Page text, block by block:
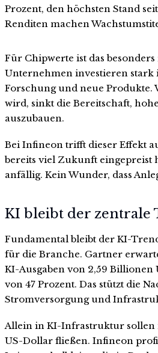
Prozent, den höchsten Stand
Renditen machen
Für Chipwerte ist das
Unternehmen investieren stark
Forschung und neue Produkte.
wird, sinkt die Bereitschaft,
auszubauen.
Bei Infineon trifft dieser Effekt
bereits viel Zukunft eingepreist
anfällig. Kein Wunder, dass
KI bleibt der zentrale
Fundamental bleibt der KI-
für die Branche. Gartner
KI-Ausgaben von 2,59 Billionen
von 47 Prozent. Das stützt die
Stromversorgung und
Allein in KI-Infrastruktur sollen
US-Dollar fließen. Infineon